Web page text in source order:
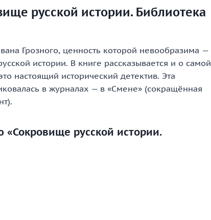
русской истории. Библиотека
Грозного, ценность которой невообразима —
истории. В книге рассказывается и о самой
настоящий исторический детектив. Эта
в журналах — в «Смене» (сокращённая
«Сокровище русской истории.